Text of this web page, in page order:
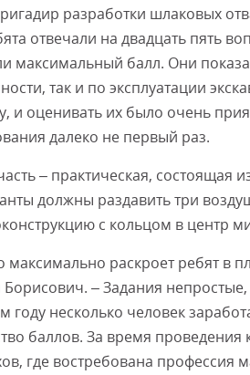
разработки шлаковых
отвечали на двадцать пять
максимальный балл. Они
так и по эксплуатации
и оценивать их было очень
далеко не первый раз.
– практическая, состоящая
должны раздавить три
с кольцом в центр
максимально раскроет ребят в
Борисович. – Задания
году несколько человек
баллов. За время
где востребована профессия